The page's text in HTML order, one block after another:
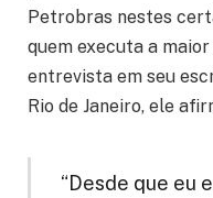
Petrobras nestes
quem executa a
entrevista em seu
Rio de Janeiro, ele
“Desde que eu